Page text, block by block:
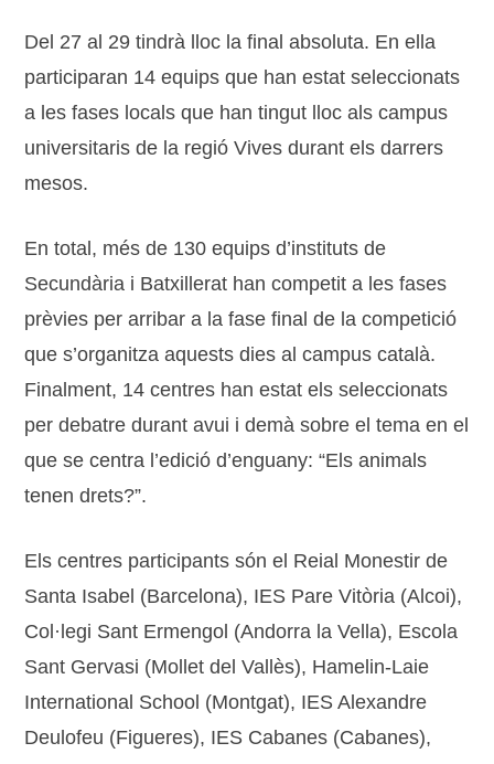
Del 27 al 29 tindrà lloc la final absoluta. En ella
participaran 14 equips que han estat seleccionats
a les fases locals que han tingut lloc als campus
universitaris de la regió Vives durant els darrers
mesos.
En total, més de 130 equips d’instituts de
Secundària i Batxillerat han competit a les fases
prèvies per arribar a la fase final de la competició
que s’organitza aquests dies al campus català.
Finalment, 14 centres han estat els seleccionats
per debatre durant avui i demà sobre el tema en el
que se centra l’edició d’enguany: “Els animals
tenen drets?”.
Els centres participants són el Reial Monestir de
Santa Isabel (Barcelona), IES Pare Vitòria (Alcoi),
Col·legi Sant Ermengol (Andorra la Vella), Escola
Sant Gervasi (Mollet del Vallès), Hamelin-Laie
International School (Montgat), IES Alexandre
Deulofeu (Figueres), IES Cabanes (Cabanes),